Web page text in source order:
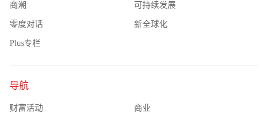
商潮 可持续发展
零度对话 新全球化
Plus专栏
导航
财富活动 商业